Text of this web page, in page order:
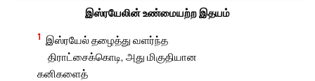
இஸ்ரயேலின் உண்மையற்ற இதயம்
1 இஸ்ரயேல் தழைத்து வளர்ந்த
திராட்சைக்கொடி, அது மிகுதியான
கனிகளைத்